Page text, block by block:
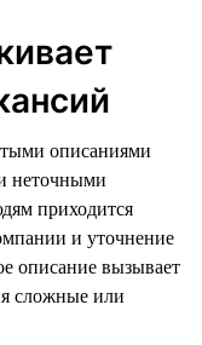
описаниями
неточными
приходится
и уточнение
описание вызывает
сложные или